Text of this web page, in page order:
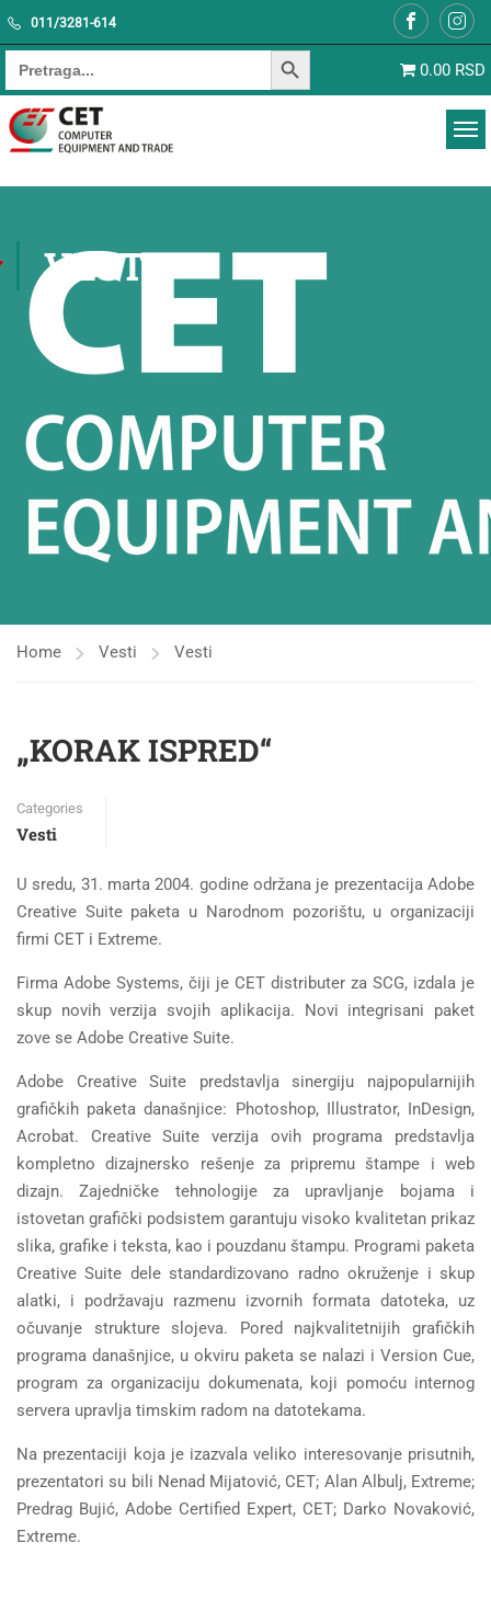
011/3281-614
0.00 RSD
Search for: SEARCH BUTTON
VESTI
Home Vesti Vesti
„KORAK ISPRED“
Categories
Vesti
U sredu, 31. marta 2004. godine održana je prezentacija Adobe
Creative Suite paketa u Narodnom pozorištu, u organizaciji
firmi CET i Extreme.
Firma Adobe Systems, čiji je CET distributer za SCG, izdala je
skup novih verzija svojih aplikacija. Novi integrisani paket
zove se Adobe Creative Suite.
Adobe Creative Suite predstavlja sinergiju najpopularnijih
grafičkih paketa današnjice: Photoshop, Illustrator, InDesign,
Acrobat. Creative Suite verzija ovih programa predstavlja
kompletno dizajnersko rešenje za pripremu štampe i web
dizajn. Zajedničke tehnologije za upravljanje bojama i
istovetan grafički podsistem garantuju visoko kvalitetan prikaz
slika, grafike i teksta, kao i pouzdanu štampu. Programi paketa
Creative Suite dele standardizovano radno okruženje i skup
alatki, i podržavaju razmenu izvornih formata datoteka, uz
očuvanje strukture slojeva. Pored najkvalitetnijih grafičkih
programa današnjice, u okviru paketa se nalazi i Version Cue,
program za organizaciju dokumenata, koji pomoću internog
servera upravlja timskim radom na datotekama.
Na prezentaciji koja je izazvala veliko interesovanje prisutnih,
prezentatori su bili Nenad Mijatović, CET; Alan Albulj, Extreme;
Predrag Bujić, Adobe Certified Expert, CET; Darko Novaković,
Extreme.